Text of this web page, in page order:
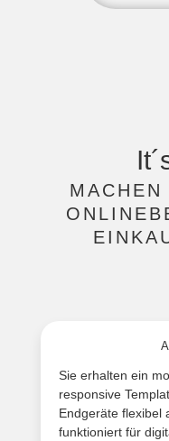
Sie erhalten ein
responsive
Endgeräte flexibel
funktioniert für